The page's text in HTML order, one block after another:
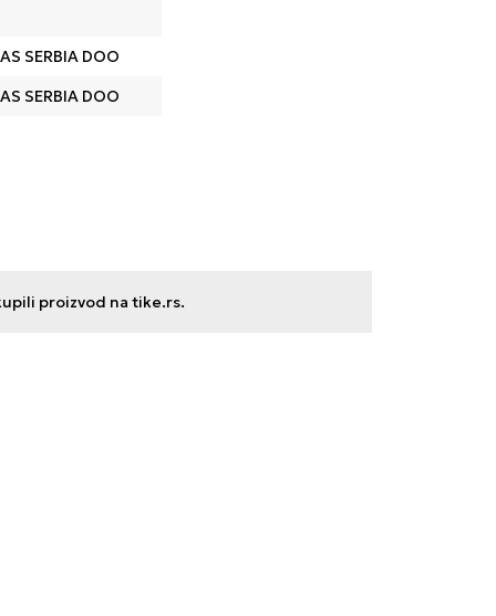
SERBIA DOO
SERBIA DOO
proizvod na tike.rs.